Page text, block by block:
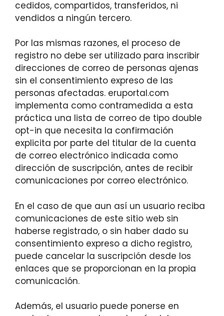
cedidos, compartidos, transferidos, ni
vendidos a ningún tercero.
Por las mismas razones, el proceso de
registro no debe ser utilizado para inscribir
direcciones de correo de personas ajenas
sin el consentimiento expreso de las
personas afectadas. eruportal.com
implementa como contramedida a esta
práctica una lista de correo de tipo double
opt-in que necesita la confirmación
explicita por parte del titular de la cuenta
de correo electrónico indicada como
dirección de suscripción, antes de recibir
comunicaciones por correo electrónico.
En el caso de que aun así un usuario reciba
comunicaciones de este sitio web sin
haberse registrado, o sin haber dado su
consentimiento expreso a dicho registro,
puede cancelar la suscripción desde los
enlaces que se proporcionan en la propia
comunicación.
Además, el usuario puede ponerse en